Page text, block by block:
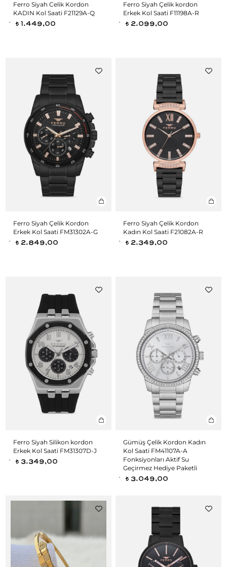
Ferro Siyah Celik Kordon
KADIN Kol Saati F21129A-Q
t 1.449,00
Ferro Siyah Çelik kordon
Erkek Kol Saati F11198A-R
t 2.099,00
Ferro Siyah Çelik Kordon
Erkek Kol Saati FM31302A-G
t 2.849,00
Ferro Siyah Çelik Kordon
Kadın Kol Saati F21082A-R
t 2.349,00
Ferro Siyah Silikon kordon
Erkek Kol Saati FM31307D-J
t 3.349,00
Gümüş Çelik Kordon Kadın
Kol Saati FM41107A-A
Fonksiyonları Aktif Su
Geçirmez Hediye Paketli
t 3.049,00